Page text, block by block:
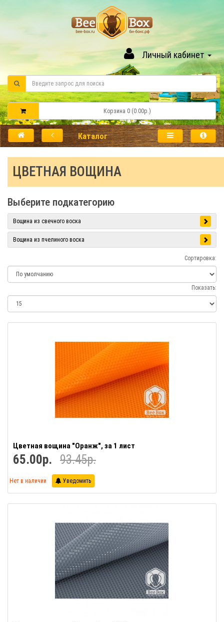
Личный кабинет
Корзина 0 (0.00р.)
Каталог
ЦВЕТНАЯ ВОЩИНА
Выберите подкатегорию
Вощина из свечного воска
Вощина из пчелиного воска
Сортировка:
Показать:
Цветная вощина "Оранж", за 1 лист
65.00р. 93.45р.
Нет в наличии Уведомить